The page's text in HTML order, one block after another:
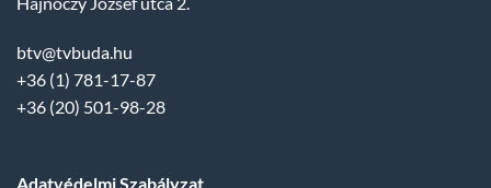
btv@tvbuda.hu
+36 (1) 781-17-87
+36 (20) 501-98-28
Adatvédelmi Szabályzat